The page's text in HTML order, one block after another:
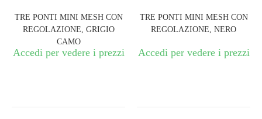
TRE PONTI MINI MESH CON
REGOLAZIONE, GRIGIO
CAMO
Accedi per vedere i prezzi
TRE PONTI MINI MESH CON
REGOLAZIONE, NERO
Accedi per vedere i prezzi